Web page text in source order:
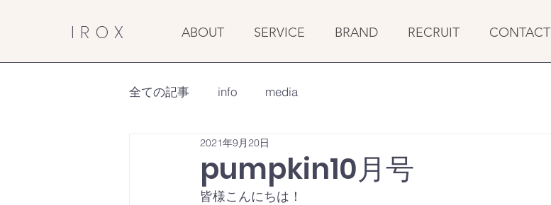
IROX ABOUT SERVICE BRAND RECRUIT CONTACT
全ての記事 info media
pumpkin10月号
2021年9月20日
皆様こんにちは！